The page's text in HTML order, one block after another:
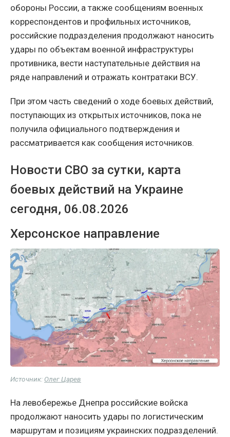
обороны России, а также сообщениям военных
корреспондентов и профильных источников,
российские подразделения продолжают наносить
удары по объектам военной инфраструктуры
противника, вести наступательные действия на
ряде направлений и отражать контратаки ВСУ.
При этом часть сведений о ходе боевых действий,
поступающих из открытых источников, пока не
получила официального подтверждения и
рассматривается как сообщения источников.
Новости СВО за сутки, карта
боевых действий на Украине
сегодня, 06.08.2026
Херсонское направление
Источник: Олег Царев
На левобережье Днепра российские войска
продолжают наносить удары по логистическим
маршрутам и позициям украинских подразделений.